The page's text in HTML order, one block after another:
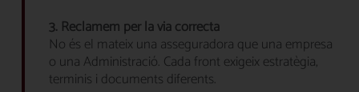
3. Reclamem per la via correcta
No és el mateix una asseguradora que una empresa
o una Administració. Cada front exigeix estratègia,
terminis i documents diferents.